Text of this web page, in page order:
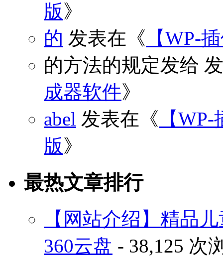
版》
的 发表在《 【WP-
的方法的规定发给
成器软件》
abel 发表在《 【
版》
最热文章排行
【网站介绍】精品
360云盘 - 38,125 次